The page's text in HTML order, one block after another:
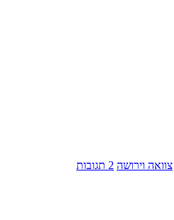
צוואה וירושה 2 תגובות